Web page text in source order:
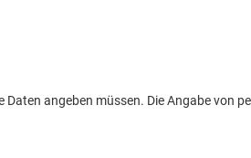
angeben müssen. Die Angabe von